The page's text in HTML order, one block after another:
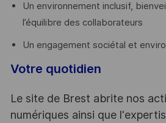
Un environnement inclusif,
l’équilibre des collaborateurs
Un engagement sociétal et
Votre quotidien
Le site de Brest abrite nos
numériques ainsi que